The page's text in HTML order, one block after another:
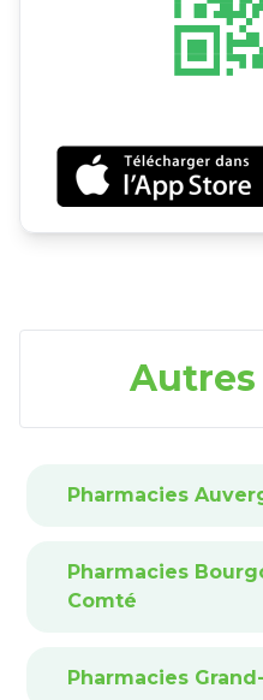
Pharmacies
Pharmacies
Comté
Pharmacies